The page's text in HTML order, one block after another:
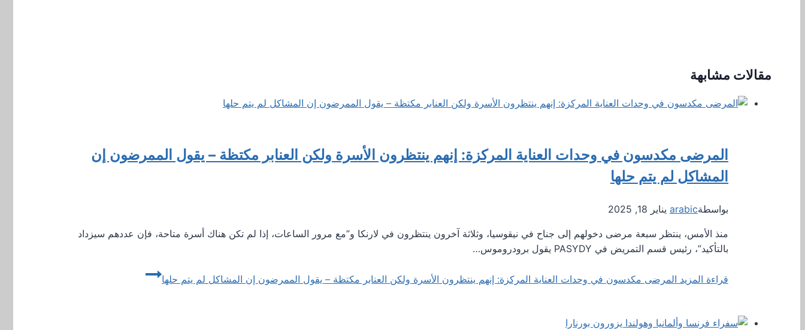
مقالات مشابهة
المرضى مكدسون في وحدات العناية المركزة: إنهم ينتظرون الأسرة ولكن العنابر مكتظة – يقول الممرضون إن
المشاكل لم يتم حلها
بواسطةarabic يناير 18, 2025
منذ الأمس، ينتظر سبعة مرضى دخولهم إلى جناح في نيقوسيا، وثلاثة آخرون ينتظرون في لارنكا و”مع مرور الساعات، إذا لم تكن هناك أسرة متاحة، فإن عددهم سيزداد
بالتأكيد”، رئيس قسم التمريض في PASYDY يقول برودروموس…
قراءة المزيد المرضى مكدسون في وحدات العناية المركزة: إنهم ينتظرون الأسرة ولكن العنابر مكتظة – يقول الممرضون إن المشاكل لم يتم حلها